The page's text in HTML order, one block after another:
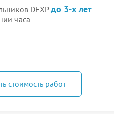
DEXPдо 3-х лет
часа
стоимость работ